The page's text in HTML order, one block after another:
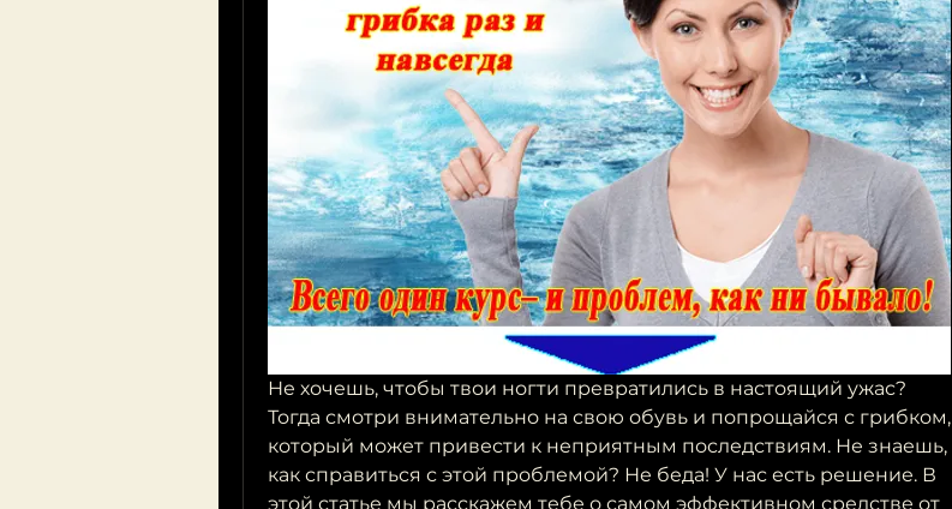
Не хочешь, чтобы твои ногти превратились в настоящий ужас?
Тогда смотри внимательно на свою обувь и попрощайся с грибком,
который может привести к неприятным последствиям. Не знаешь,
как справиться с этой проблемой? Не беда! У нас есть решение. В
этой статье мы расскажем тебе о самом эффективном средстве от